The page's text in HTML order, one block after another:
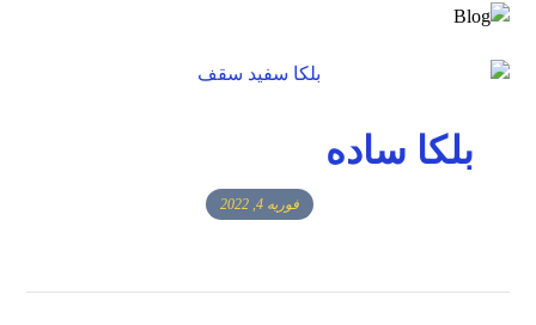
بلکا ساده
فوریه 4, 2022